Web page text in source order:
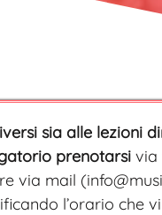
sia alle lezioni
prenotarsi via
via mail
l’orario che